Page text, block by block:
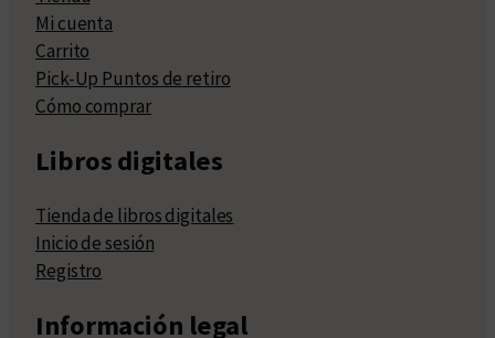
Mi cuenta
Carrito
Pick-Up Puntos de retiro
Cómo comprar
Libros digitales
Tienda de libros digitales
Inicio de sesión
Registro
Información legal